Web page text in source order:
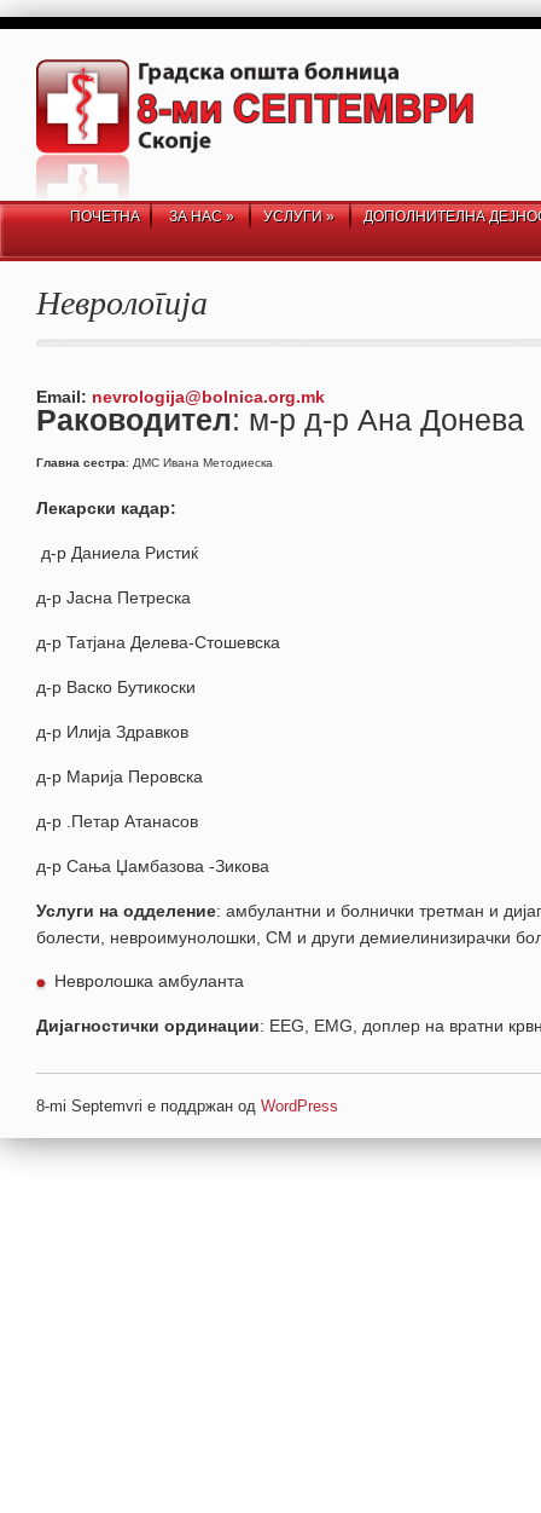
ПОЧЕТНА ЗА НАС» УСЛУГИ» ДОПОЛНИТЕЛНА
Неврологија
Email: nevrologija@bolnica.org.mk
Раководител: м-р д-р Ана Донева
Главна сестра: ДМС Ивана Методиеска
Лекарски кадар:
д-р Даниела Ристиќ
д-р Јасна Петреска
д-р Татјана Делева-Стошевска
д-р Васко Бутикоски
д-р Илија Здравков
д-р Марија Перовска
д-р .Петар Атанасов
д-р Сања Џамбазова -Зикова
Услуги на одделение: амбулантни и болнички третман и
болести, невроимунолошки, СМ и други демиелинизирачки
Невролошка амбуланта
Дијагностички ординации: EEG, EMG, доплер на вратни
8-mi Septemvri е поддржан од WordPress